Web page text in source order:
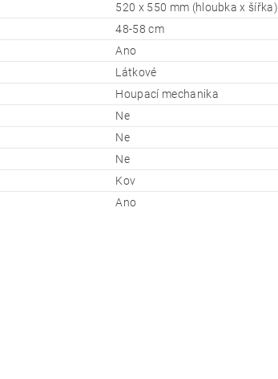
520 x 550 mm (hloubka x šířka)
48-58 cm
Ano
Látkové
Houpací mechanika
Ne
Ne
Ne
Kov
Ano